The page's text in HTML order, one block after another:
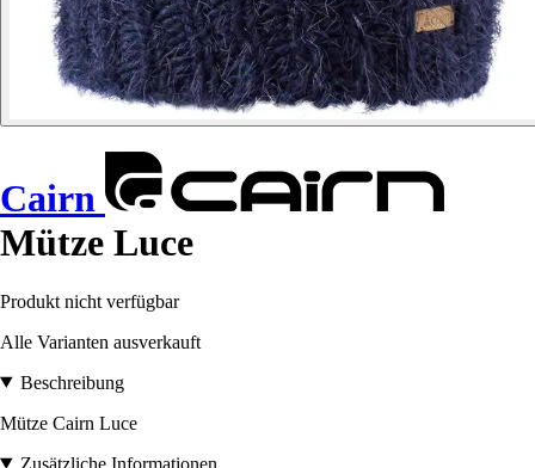
Cairn
Mütze Luce
Produkt nicht verfügbar
Alle Varianten ausverkauft
Beschreibung
Mütze Cairn Luce
Zusätzliche Informationen